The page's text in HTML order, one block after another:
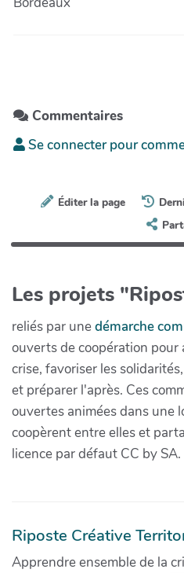
Commentaires
Se connecter pour
Éditer la page
Les projets
reliés par unedémarche
ouverts de coopération pour
crise, favoriser les
et préparer l'après. Ces
ouvertes animées dans une
coopèrent entre elles et
licence par défaut CC by SA.
Riposte Créative
Apprendre ensemble de la